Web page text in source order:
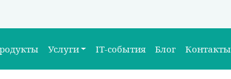
Услуги IT-события Блог Контакты